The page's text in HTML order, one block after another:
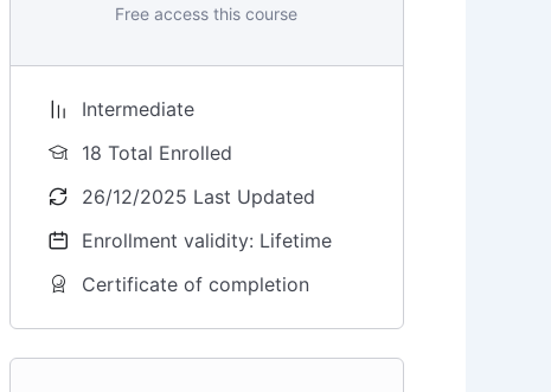
Free access this course
Intermediate
18 Total Enrolled
26/12/2025 Last Updated
Enrollment validity: Lifetime
Certificate of completion